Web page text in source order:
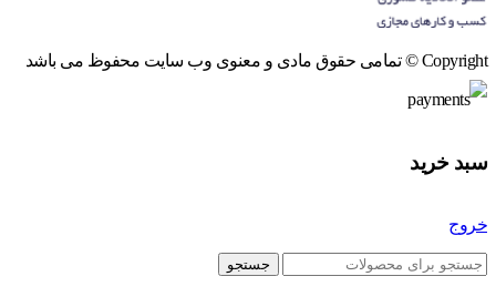
Copyright © تمامی حقوق مادی و معنوی وب سایت محفوظ می باشد
سبد خرید
خروج
جستجو